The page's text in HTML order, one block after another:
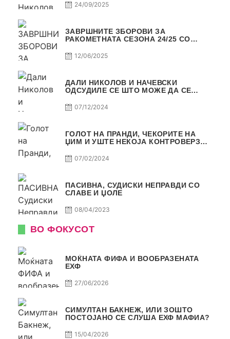
24/09/2025
ЗАВРШНИТЕ ЗБОРОВИ ЗА
РАКОМЕТНАТА СЕЗОНА 24/25 СО
12/06/2025
ДАЛИ НИКОЛОВ И НАЧЕВСКИ
ОДСУДИЛЕ СЕ ШТО МОЖЕ ДА СЕ
07/12/2024
ГОЛОТ НА ПРАНДИ, ЧЕКОРИТЕ НА
ЏИМ И УШТЕ НЕКОЈА КОНТРОВЕРЗА !
07/02/2024
ПАСИВНА, СУДИСКИ НЕПРАВДИ СО
СЛАВЕ И ЏОЛЕ
08/04/2023
ВО ФОКУСОТ
МОЌНАТА ФИФА И ВООБРАЗЕНАТА
ЕХФ
27/06/2026
СИМУЛТАН БАКНЕЖ, ИЛИ ЗОШТО
ПОСТОЈАНО СЕ СЛУША ЕХФ МАФИА?
15/04/2026